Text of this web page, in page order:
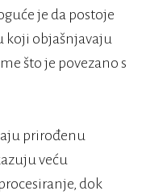
je da postoje
koji objašnjavaju
što je povezano s
prirođenu
veću
dok